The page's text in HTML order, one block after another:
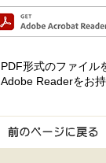
PDF形式のファイル
Adobe Readerをお